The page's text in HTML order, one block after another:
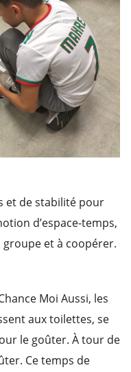
et de stabilité pour
d’espace-temps,
et à coopérer.
Moi Aussi, les
aux toilettes, se
le goûter. À tour de
Ce temps de